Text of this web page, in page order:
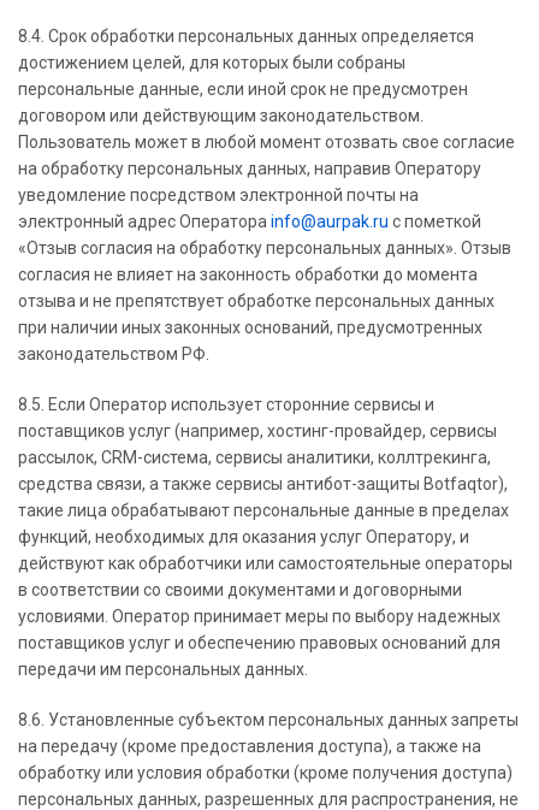
8.4. Срок обработки персональных данных определяется
достижением целей, для которых были собраны
персональные данные, если иной срок не предусмотрен
договором или действующим законодательством.
Пользователь может в любой момент отозвать свое согласие
на обработку персональных данных, направив Оператору
уведомление посредством электронной почты на
электронный адрес Оператора info@aurpak.ru с пометкой
«Отзыв согласия на обработку персональных данных». Отзыв
согласия не влияет на законность обработки до момента
отзыва и не препятствует обработке персональных данных
при наличии иных законных оснований, предусмотренных
законодательством РФ.
8.5. Если Оператор использует сторонние сервисы и
поставщиков услуг (например, хостинг-провайдер, сервисы
рассылок, CRM-система, сервисы аналитики, коллтрекинга,
средства связи, а также сервисы антибот-защиты Botfaqtor),
такие лица обрабатывают персональные данные в пределах
функций, необходимых для оказания услуг Оператору, и
действуют как обработчики или самостоятельные операторы
в соответствии со своими документами и договорными
условиями. Оператор принимает меры по выбору надежных
поставщиков услуг и обеспечению правовых оснований для
передачи им персональных данных.
8.6. Установленные субъектом персональных данных запреты
на передачу (кроме предоставления доступа), а также на
обработку или условия обработки (кроме получения доступа)
персональных данных, разрешенных для распространения, не